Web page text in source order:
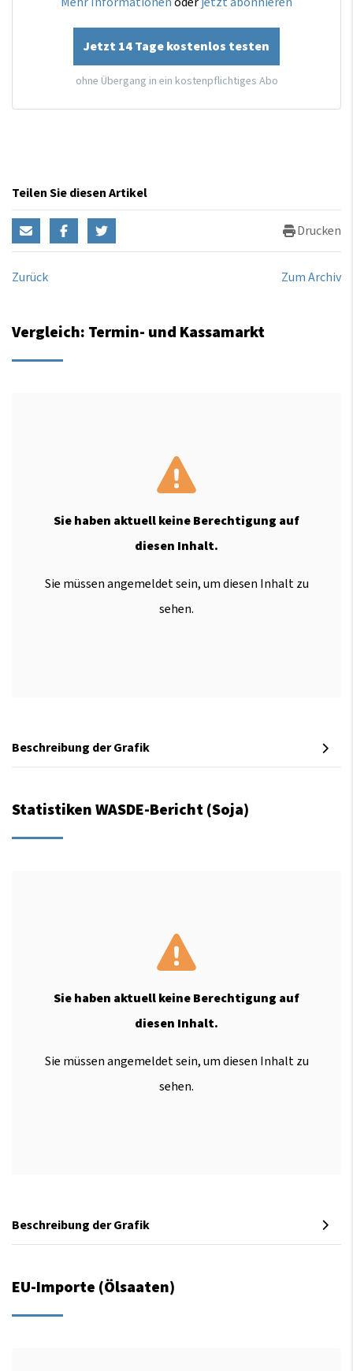
Jetzt 14 Tage kostenlos testen
ohne Übergang in ein kostenpflichtiges Abo
Teilen Sie diesen Artikel
Drucken
Zurück Zum Archiv
Vergleich: Termin- und Kassamarkt
Sie haben aktuell keine Berechtigung auf
diesen Inhalt.
Sie müssen angemeldet sein, um diesen Inhalt zu
sehen.
Beschreibung der Grafik
Statistiken WASDE-Bericht (Soja)
Sie haben aktuell keine Berechtigung auf
diesen Inhalt.
Sie müssen angemeldet sein, um diesen Inhalt zu
sehen.
Beschreibung der Grafik
EU-Importe (Ölsaaten)